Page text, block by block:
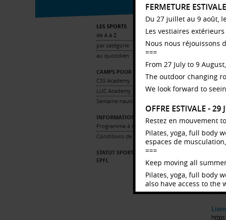
LES SPORTS
de A à Z
par catégorie
au quotidien
CAMPS POUR ENFANTS
CSS Academy
LUC Academy
Semaine nautique (11-18 ans)
INFORMATIONS PRATIQUES
Programme à télécharger
Conditions de participation
STATUT SPORTIF ÉLITE UNIL ET
EPFL
Les
Le
FERMETURE ESTIVALE
Du 27 juillet au 9 août,
Les vestiaires
Nous nous réjouissons
===
From 27 July to 9
The outdoor changing
We look forward to
OFFRE ESTIVALE - 29
Restez en mouvement
Pilates, yoga, full body
espaces de
===
Keep moving all
Pilates, yoga, full body
also have access to
Offre_estivale_2026.pdf